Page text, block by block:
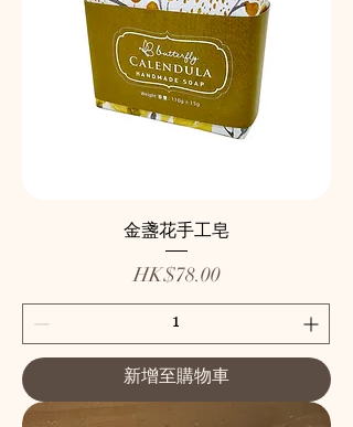
金盞花手工皂
價格
HK$78.00
新增至購物車